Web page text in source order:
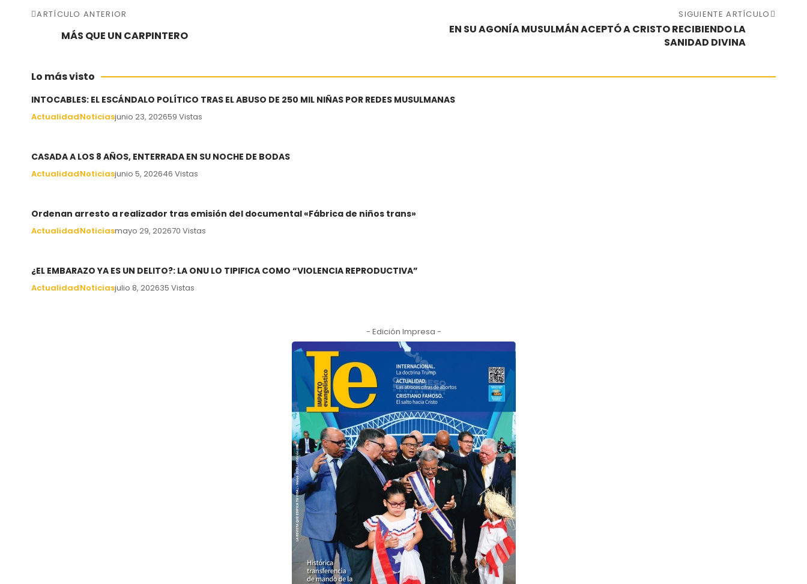
ARTÍCULO ANTERIOR
MÁS QUE UN CARPINTERO
SIGUIENTE ARTÍCULO
EN SU AGONÍA MUSULMÁN ACEPTÓ A CRISTO RECIBIENDO LA
SANIDAD DIVINA
Lo más visto
INTOCABLES: EL ESCÁNDALO POLÍTICO TRAS EL ABUSO DE 250 MIL NIÑAS POR REDES MUSULMANAS
ActualidadNoticiasjunio 23, 202659 Vistas
CASADA A LOS 8 AÑOS, ENTERRADA EN SU NOCHE DE BODAS
ActualidadNoticiasjunio 5, 202646 Vistas
Ordenan arresto a realizador tras emisión del documental «Fábrica de niños trans»
ActualidadNoticiasmayo 29, 202670 Vistas
¿EL EMBARAZO YA ES UN DELITO?: LA ONU LO TIPIFICA COMO “VIOLENCIA REPRODUCTIVA”
ActualidadNoticiasjulio 8, 202635 Vistas
- Edición Impresa -